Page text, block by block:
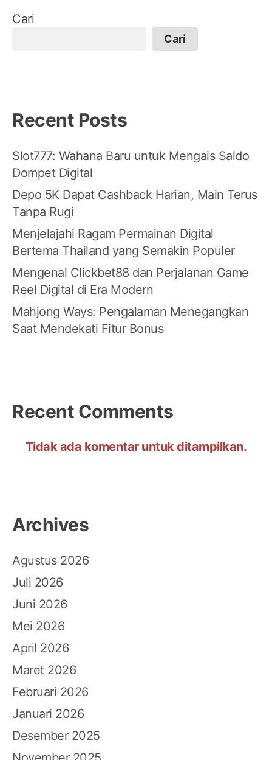
Cari
Cari
Recent Posts
Slot777: Wahana Baru untuk Mengais Saldo
Dompet Digital
Depo 5K Dapat Cashback Harian, Main Terus
Tanpa Rugi
Menjelajahi Ragam Permainan Digital
Bertema Thailand yang Semakin Populer
Mengenal Clickbet88 dan Perjalanan Game
Reel Digital di Era Modern
Mahjong Ways: Pengalaman Menegangkan
Saat Mendekati Fitur Bonus
Recent Comments
Tidak ada komentar untuk ditampilkan.
Archives
Agustus 2026
Juli 2026
Juni 2026
Mei 2026
April 2026
Maret 2026
Februari 2026
Januari 2026
Desember 2025